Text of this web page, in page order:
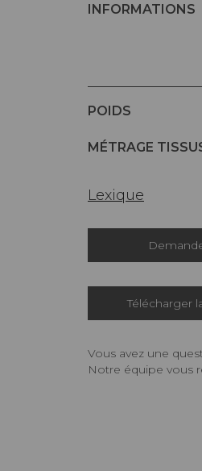
INFORMATIONS
POIDS
MÉTRAGE
Lexique
Télécharger
Vous avez une
Notre équipe vous